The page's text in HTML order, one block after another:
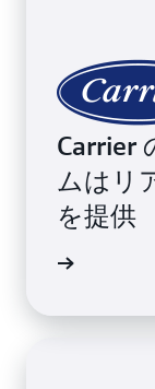
Carrier
ムはリ
を提供